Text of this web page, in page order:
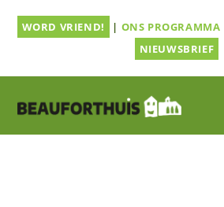
naarWORD VRIEND! | ONS PROGRAMMA
NIEUWSBRIEF